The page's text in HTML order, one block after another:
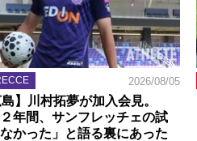
2026/08/05
島】川村拓夢が加入会見。
２年間、サンフレッチェの試
かった」と語る裏にあった